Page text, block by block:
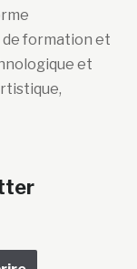
de formation et
et